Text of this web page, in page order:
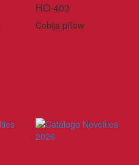
HO-403
Cobija pillow